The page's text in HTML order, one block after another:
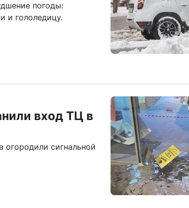
погоды:
и гололедицу.
вход ТЦ в
огородили сигнальной